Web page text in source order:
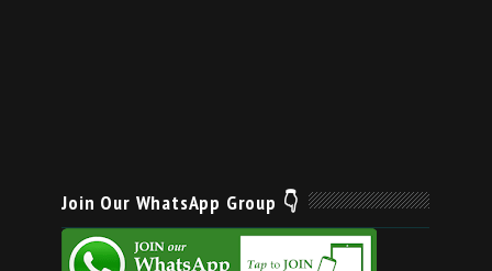
Join Our WhatsApp Group 👇